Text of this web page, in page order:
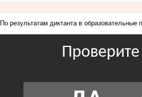
По результатам диктанта в